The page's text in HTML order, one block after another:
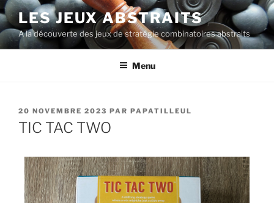
LES JEUX ABSTRAITS
A la découverte des jeux de stratégie combinatoires abstraits
Menu
20 NOVEMBRE 2023 PAR PAPATILLEUL
TIC TAC TWO